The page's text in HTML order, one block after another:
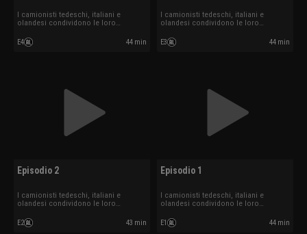
I camionisti tedeschi, italiani e
olandesi condividono le loro
E4 44 min
I camionisti tedeschi, italiani e
olandesi condividono le loro
E3 44 min
Episodio 2
I camionisti tedeschi, italiani e
olandesi condividono le loro
E2 43 min
Episodio 1
I camionisti tedeschi, italiani e
olandesi condividono le loro
E1 44 min